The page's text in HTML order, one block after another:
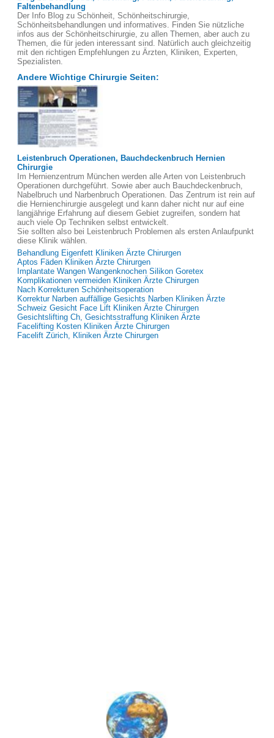
Faltenbehandlung
Der Info Blog zu Schönheit, Schönheitschirurgie,
Schönheitsbehandlungen und informatives. Finden Sie nützliche
infos aus der Schönheitschirurgie, zu allen Themen, aber auch zu
Themen, die für jeden interessant sind. Natürlich auch gleichzeitig
mit den richtigen Empfehlungen zu Ärzten, Kliniken, Experten,
Spezialisten.
Andere Wichtige Chirurgie Seiten:
Leistenbruch Operationen, Bauchdeckenbruch Hernien
Chirurgie
Im Hernienzentrum München werden alle Arten von Leistenbruch
Operationen durchgeführt. Sowie aber auch Bauchdeckenbruch,
Nabelbruch und Narbenbruch Operationen. Das Zentrum ist rein auf
die Hernienchirurgie ausgelegt und kann daher nicht nur auf eine
langjährige Erfahrung auf diesem Gebiet zugreifen, sondern hat
auch viele Op Techniken selbst entwickelt.
Sie sollten also bei Leistenbruch Problemen als ersten Anlaufpunkt
diese Klinik wählen.
Behandlung Eigenfett Kliniken Ärzte Chirurgen
Aptos Fäden Kliniken Ärzte Chirurgen
Implantate Wangen Wangenknochen Silikon Goretex
Komplikationen vermeiden Kliniken Ärzte Chirurgen
Nach Korrekturen Schönheitsoperation
Korrektur Narben auffällige Gesichts Narben Kliniken Ärzte
Schweiz Gesicht Face Lift Kliniken Ärzte Chirurgen
Gesichtslifting Ch, Gesichtsstraffung Kliniken Ärzte
Facelifting Kosten Kliniken Ärzte Chirurgen
Facelift Zürich, Kliniken Ärzte Chirurgen